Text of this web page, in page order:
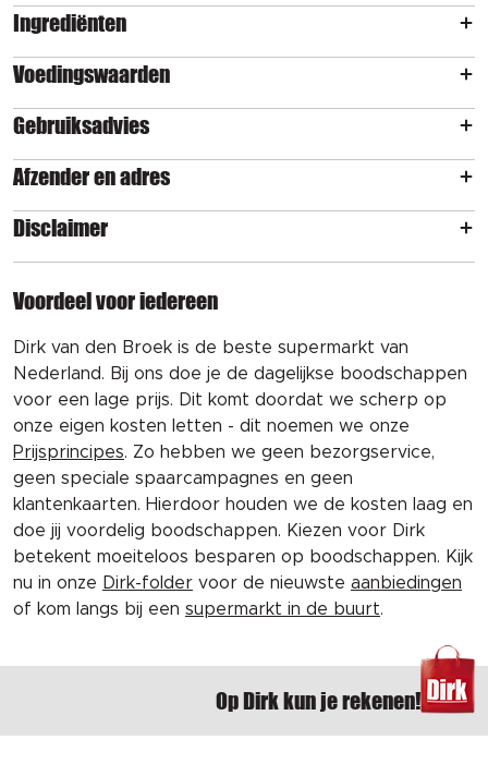
Ingrediënten
Voedingswaarden
Gebruiksadvies
Afzender en adres
Disclaimer
Voordeel voor iedereen
Dirk van den Broek is de beste supermarkt van
Nederland. Bij ons doe je de dagelijkse boodschappen
voor een lage prijs. Dit komt doordat we scherp op
onze eigen kosten letten - dit noemen we onze
Prijsprincipes. Zo hebben we geen bezorgservice,
geen speciale spaarcampagnes en geen
klantenkaarten. Hierdoor houden we de kosten laag en
doe jij voordelig boodschappen. Kiezen voor Dirk
betekent moeiteloos besparen op boodschappen. Kijk
nu in onze Dirk-folder voor de nieuwste aanbiedingen
of kom langs bij een supermarkt in de buurt.
Op Dirk kun je rekenen!